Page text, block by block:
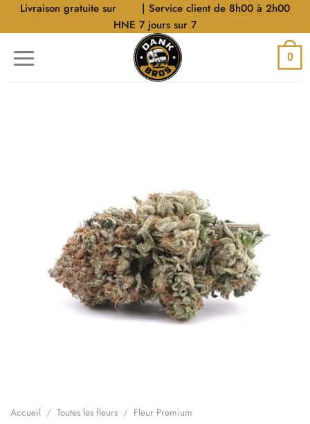
AllerLivraison gratuite sur
| Service client de 8h00 à 2h00
HNE 7 jours sur 7
0
Accueil / Toutes les fleurs / Fleur Premium